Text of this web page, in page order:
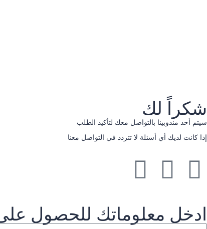
شكراً لك
سيتم أحد مندوبينا بالتواصل معك لتأكيد الطلب
إذا كانت لديك أي أسئلة لا تتردد في التواصل معنا
ادخل معلوماتك للحصول